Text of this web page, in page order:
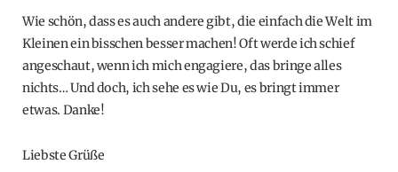
Wie schön, dass es auch andere gibt, die einfach die Welt im
Kleinen ein bisschen besser machen! Oft werde ich schief
angeschaut, wenn ich mich engagiere, das bringe alles
nichts… Und doch, ich sehe es wie Du, es bringt immer
etwas. Danke!
Liebste Grüße